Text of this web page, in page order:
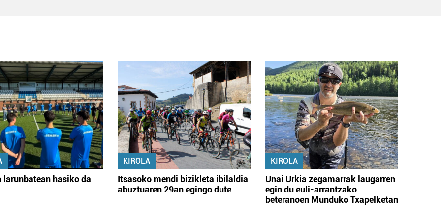
larunbatean hasiko da
KIROLA
Itsasoko mendi bizikleta ibilaldia
abuztuaren 29an egingo dute
KIROLA
Unai Urkia zegamarrak laugarren
egin du euli-arrantzako
beteranoen Munduko Txapelketan